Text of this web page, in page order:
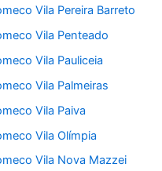
Vila Pereira Barreto
Vila Penteado
Vila Pauliceia
Vila Palmeiras
Vila Paiva
Vila Olímpia
Vila Nova Mazzei